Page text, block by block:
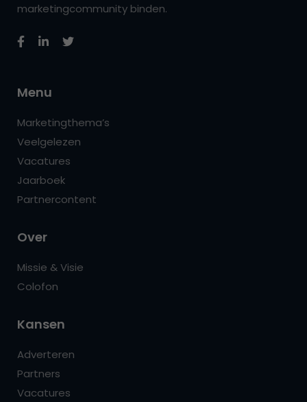
marketingcommunity binden.
Menu
Marketingthema’s
Veelgelezen
Vacatures
Jaarboek
Partnercontent
Over
Missie & Visie
Colofon
Kansen
Adverteren
Partners
Vacatures